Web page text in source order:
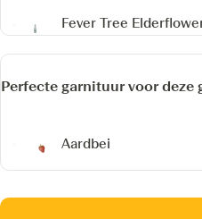
Fever Tree
Perfecte garnituur voor deze
Aardbei